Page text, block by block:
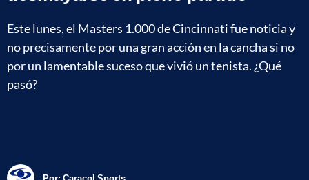
Este lunes, el Masters 1.000 de Cincinnati fue noticia y
no precisamente por una gran acción en la cancha si no
por un lamentable suceso que vivió un tenista. ¿Qué
pasó?
Por: Caracol Sports